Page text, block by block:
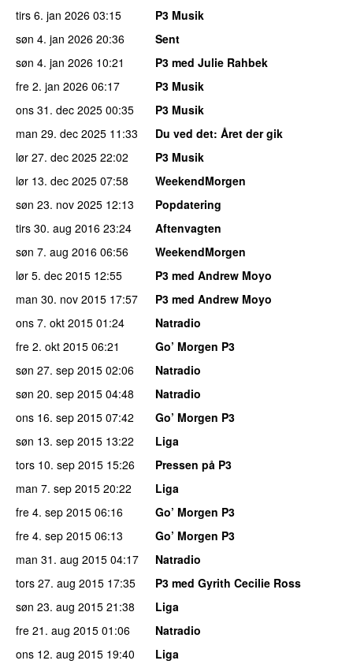
tirs 6. jan 2026 03:15
P3 Musik
søn 4. jan 2026 20:36
Sent
søn 4. jan 2026 10:21
P3 med Julie Rahbek
fre 2. jan 2026 06:17
P3 Musik
ons 31. dec 2025 00:35
P3 Musik
man 29. dec 2025 11:33 Du ved det: Året der gik
lør 27. dec 2025 22:02
P3 Musik
lør 13. dec 2025 07:58
WeekendMorgen
søn 23. nov 2025 12:13
Popdatering
tirs 30. aug 2016 23:24
Aftenvagten
søn 7. aug 2016 06:56
WeekendMorgen
lør 5. dec 2015 12:55
P3 med Andrew Moyo
man 30. nov 2015 17:57
P3 med Andrew Moyo
ons 7. okt 2015 01:24
Natradio
fre 2. okt 2015 06:21
Go’ Morgen P3
søn 27. sep 2015 02:06
Natradio
søn 20. sep 2015 04:48
Natradio
ons 16. sep 2015 07:42
Go’ Morgen P3
søn 13. sep 2015 13:22
Liga
tors 10. sep 2015 15:26
Pressen på P3
man 7. sep 2015 20:22
Liga
fre 4. sep 2015 06:16
Go’ Morgen P3
fre 4. sep 2015 06:13
Go’ Morgen P3
man 31. aug 2015 04:17
Natradio
tors 27. aug 2015 17:35
P3 med Gyrith Cecilie Ross
søn 23. aug 2015 21:38
Liga
fre 21. aug 2015 01:06
Natradio
ons 12. aug 2015 19:40
Liga